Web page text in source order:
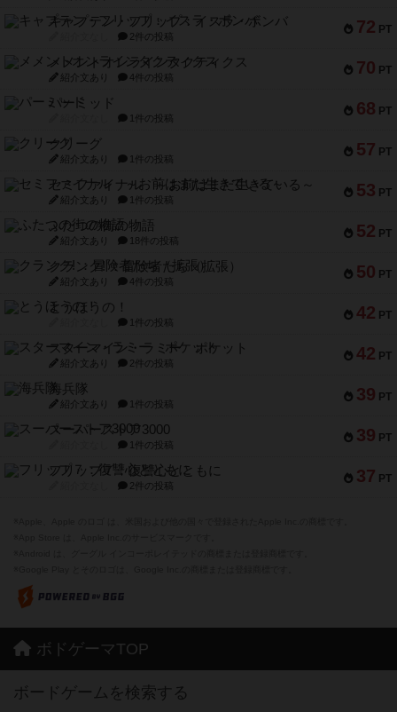
72 PT
キャプテン・フリップ：イスラ・ボンバ
2件の投稿
70 PT
メメントオンラインタクティクス
紹介文あり 4件の投稿
68 PT
パーミッド
1件の投稿
57 PT
クリーグ
紹介文あり 1件の投稿
53 PT
セミファイナル ～お前はまだ生きている～
紹介文あり 1件の投稿
52 PT
ふたつの街の物語
紹介文あり 18件の投稿
50 PT
クランク! ：冒険者たち（拡張）
紹介文あり 4件の投稿
42 PT
とうほうの！
1件の投稿
42 PT
スターマイン・ラミー ポケット
紹介文あり 2件の投稿
39 PT
海兵隊
紹介文あり 1件の投稿
39 PT
スーパーストア3000
1件の投稿
37 PT
フリップ７：復讐心とともに
2件の投稿
ボドゲーマTOP
ボードゲームを検索する